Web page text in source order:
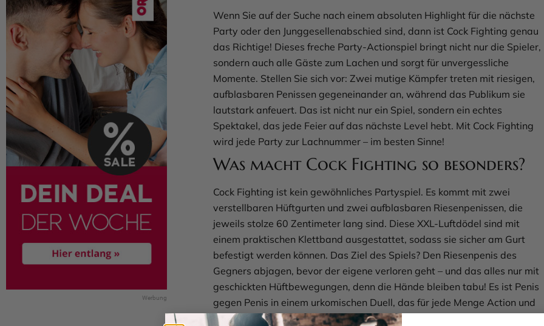
Wenn Sie auf der Suche nach einem absoluten Highlight für die nächste
Party oder den Junggesellenabschied sind, dann ist Cock Fighting genau
das Richtige! Dieses freche Party-Actionspiel bringt nicht nur die Spieler,
sondern auch alle Gäste zum Lachen und sorgt für unvergessliche
Momente. Stellen Sie sich vor: Zwei mutige Kämpfer treten mit riesigen,
aufblasbaren Penissen gegeneinander an, während das Publikum sie
lautstark anfeuert. Das ist nicht nur ein Spiel, sondern ein echtes
Spektakel, das jede Feier auf das nächste Level hebt. Mit Cock Fighting
wird jede Party zur Lachnummer – im besten Sinne!
Was macht Cock Fighting so besonders?
Cock Fighting ist kein gewöhnliches Partyspiel. Es kommt mit zwei
verstellbaren Hüftgurten und zwei aufblasbaren Riesenpenissen, die
jeweils stolze 60 Zentimeter lang sind. Diese XXL-Luftdödel sind mit
einem praktischen Klettband ausgestattet, sodass sie sicher am Gurt
befestigt werden können. Das Ziel des Spiels? Den Riesenpenis des
Gegners abjagen, bevor der eigene verloren geht – und das alles nur mit
geschickten Hüftbewegungen, denn die Hände bleiben tabu! Es ist Penis
gegen Penis in einem urkomischen Duell, das für jede Menge Action und
Lacher sorgt. Egal, ob auf einer privaten Feier oder einem